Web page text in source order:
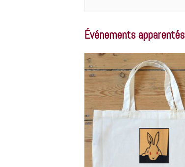
Événements apparentés